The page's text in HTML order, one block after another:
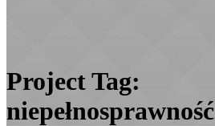
Project Tag:
niepełnosprawność